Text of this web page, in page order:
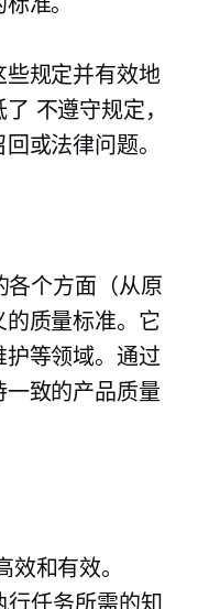
规定并有效地
了 不遵守规定，
或法律问题。
各个方面（从原
质量标准。它
等领域。通过
致的产品质量
效和有效。
任务所需的知